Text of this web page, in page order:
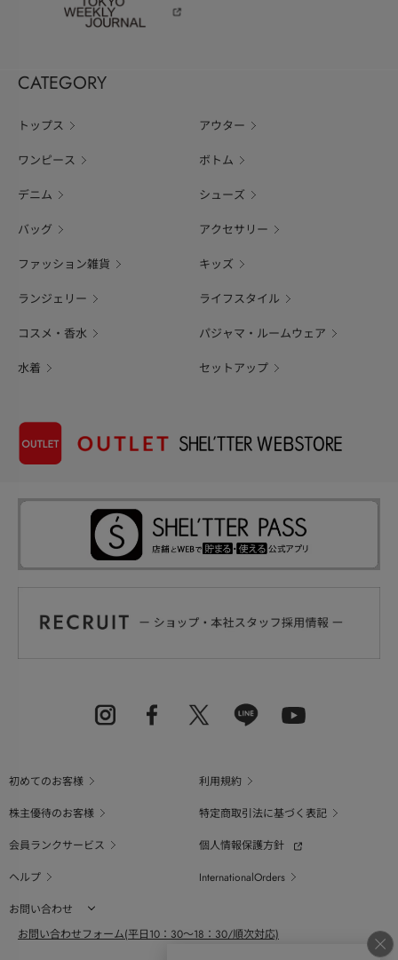
CATEGORY
トップス アウター
ワンピース ボトム
デニム シューズ
バッグ アクセサリー
ファッション雑貨 キッズ
ランジェリー ライフスタイル
コスメ・香水 パジャマ・ルームウェア
水着 セットアップ
初めてのお客様
利用規約
株主優待のお客様
特定商取引法に基づく表記
会員ランクサービス
個人情報保護方針
ヘルプ
InternationalOrders
お問い合わせ
お問い合わせフォーム(平日10：30～18：30/順次対応)